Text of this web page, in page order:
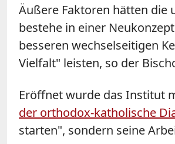
Äußere Faktoren hätten die
bestehe in einer
besseren wechselseitigen
Vielfalt" leisten, so der
Eröffnet wurde das Institut
der orthodox-katholische
starten", sondern seine